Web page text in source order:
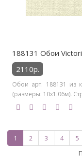
188131 Обои
2110р.
Обои арт. 188131 из
(размеры: 10х1.06м).
1 2 3 4 5